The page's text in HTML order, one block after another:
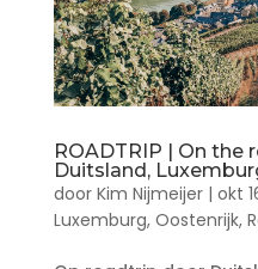
ROADTRIP | On the
Duitsland,
door Kim Nijmeijer| okt
Luxemburg, Oostenrijk,